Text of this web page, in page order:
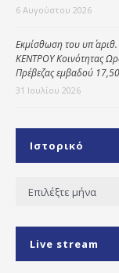
6 Αυγούστου 2026
Εκμίσθωση του υπ΄
ΚΕΝΤΡΟΥ Κοινότητας
Πρέβεζας εμβαδού
31 Ιουλίου 2026
Ιστορικό
Ιστορικό
Live stream